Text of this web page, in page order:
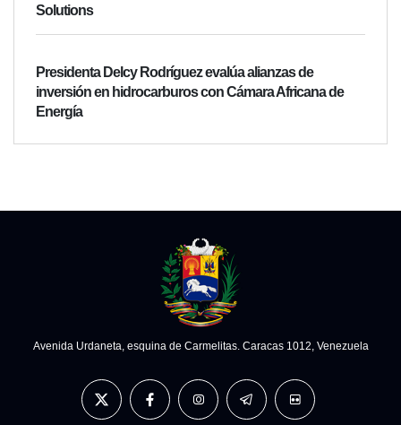
Solutions
Presidenta Delcy Rodríguez evalúa alianzas de
inversión en hidrocarburos con Cámara Africana de
Energía
Avenida Urdaneta, esquina de Carmelitas. Caracas 1012, Venezuela